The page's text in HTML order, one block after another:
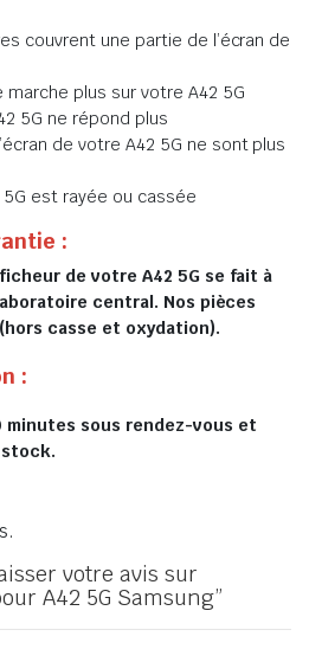
couvrent une partie de l’écran de
plus sur votre A42 5G
5G ne répond plus
de votre A42 5G ne sont plus
est rayée ou cassée
:
de votre A42 5G se fait à
central. Nos pièces
casse et oxydation).
:
sous rendez-vous et
votre avis sur
A42 5G Samsung”